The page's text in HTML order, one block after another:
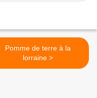
Pomme de terre à la
lorraine >